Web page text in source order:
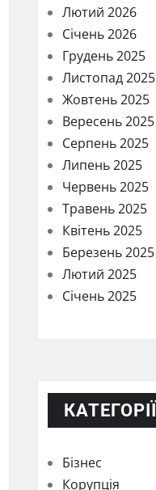
Лютий 2026
Січень 2026
Грудень 2025
Листопад 2025
Жовтень 2025
Вересень 2025
Серпень 2025
Липень 2025
Червень 2025
Травень 2025
Квітень 2025
Березень 2025
Лютий 2025
Січень 2025
КАТЕГОРІЇ
Бізнес
Корупція